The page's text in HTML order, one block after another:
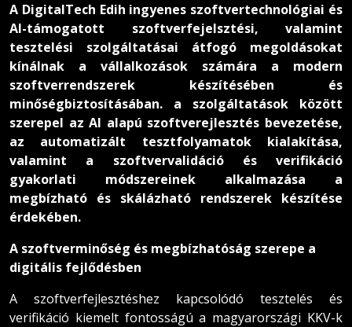
A DigitalTech Edih ingyenes szoftvertechnológiai és
AI-támogatott szoftverfejelsztési, valamint
tesztelési szolgáltatásai átfogó megoldásokat
kínálnak a vállalkozások számára a modern
szoftverrendszerek készítésében és
minőségbiztosításában. a szolgáltatások között
szerepel az AI alapú szoftverejlesztés bevezetése,
az automatizált tesztfolyamatok kialakítása,
valamint a szoftvervalidáció és verifikáció
gyakorlati módszereinek alkalmazása a
megbízható és skálázható rendszerek készítése
érdekében.
A szoftverminőség és megbízhatóság szerepe a
digitális fejlődésben
A szoftverfejlesztéshez kapcsolódó tesztelés és
verifikáció kiemelt fontosságú a magyarországi KKV-k